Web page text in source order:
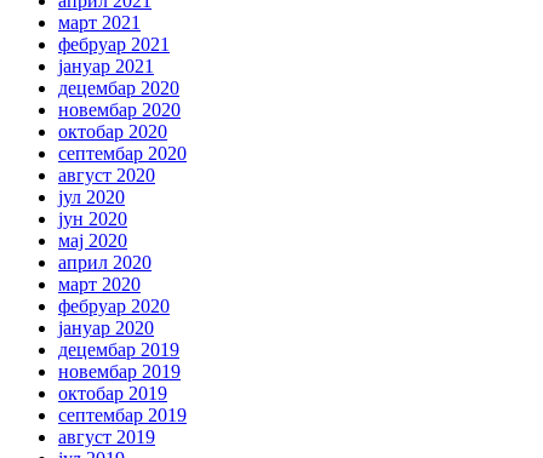
март 2021
фебруар 2021
јануар 2021
децембар 2020
новембар 2020
октобар 2020
септембар 2020
август 2020
јул 2020
јун 2020
мај 2020
април 2020
март 2020
фебруар 2020
јануар 2020
децембар 2019
новембар 2019
октобар 2019
септембар 2019
август 2019